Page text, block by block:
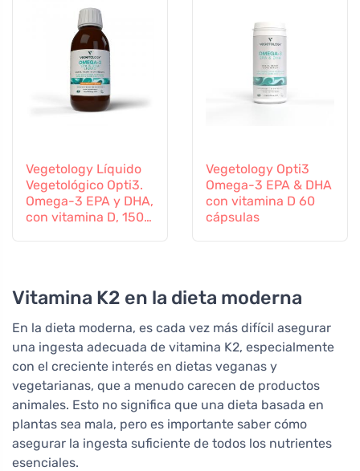
Vegetology Líquido
Vegetológico Opti3.
Omega-3 EPA y DHA,
con vitamina D, 150
Vegetology Opti3
Omega-3 EPA & DHA
con vitamina D 60
cápsulas
Vitamina K2 en la dieta moderna
En la dieta moderna, es cada vez más difícil asegurar
una ingesta adecuada de vitamina K2, especialmente
con el creciente interés en dietas veganas y
vegetarianas, que a menudo carecen de productos
animales. Esto no significa que una dieta basada en
plantas sea mala, pero es importante saber cómo
asegurar la ingesta suficiente de todos los nutrientes
esenciales.